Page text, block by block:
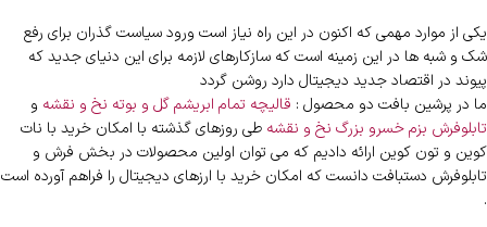
یکی از موارد مهمی که اکنون در این راه نیاز است ورود سیاست گذران برای رفع
شک و شبه ها در این زمینه است که سازکارهای لازمه برای این دنیای جدید که
پیوند در اقتصاد جدید دیجیتال دارد روشن گردد
ما در پرشین بافت دو محصول : قالیچه تمام ابریشم گل و بوته نخ و نقشه و
تابلوفرش بزم خسرو بزرگ نخ و نقشه طی روزهای گذشته با امکان خرید با نات
کوین و تون کوین ارائه دادیم که می توان اولین محصولات در بخش فرش و
تابلوفرش دستبافت دانست که امکان خرید با ارزهای دیجیتال را فراهم آورده است
.